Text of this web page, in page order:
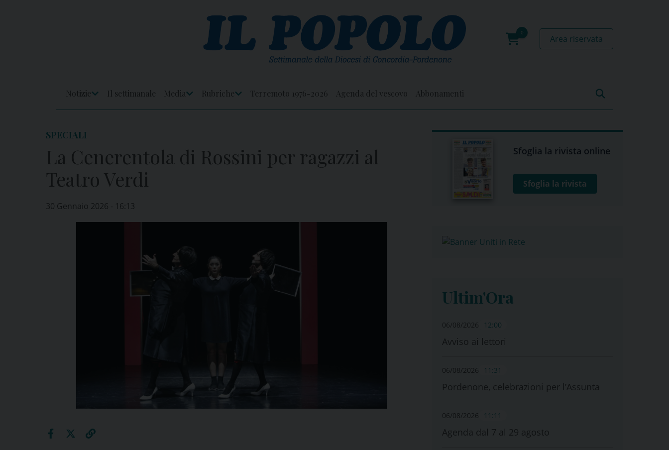
0
Area riservata
Notizie
Il settimanale
Media
Rubriche
Terremoto 1976-2026 Agenda del vescovo Abbonamenti
SPECIALI
La Cenerentola di Rossini per ragazzi al
Teatro Verdi
30 Gennaio 2026 - 16:13
Sfoglia la rivista online
Sfoglia la rivista
Ultim'Ora
06/08/2026 12:00
Avviso ai lettori
06/08/2026 11:31
Pordenone, celebrazioni per l’Assunta
06/08/2026 11:11
Agenda dal 7 al 29 agosto